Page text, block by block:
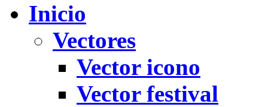
Inicio
Vectores
Vector icono
Vector festival